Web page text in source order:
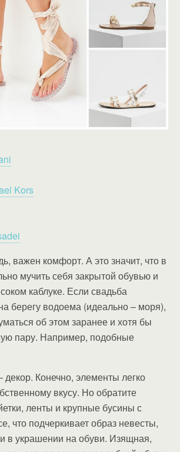
Kors
важен комфорт. А это значит, что в
мучить себя закрытой обувью и
каблуке. Если свадьба
берегу водоема (идеально – моря),
об этом заранее и хотя бы
пару. Например, подобные
Конечно, элементы легко
вкусу. Но обратите
ленты и крупные бусины с
что подчеркивает образ невесты,
в украшении на обуви. Изящная,